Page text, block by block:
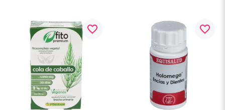
favorite_border favorite_border